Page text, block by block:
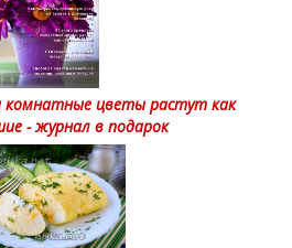
комнатные цветы растут как
- журнал в подарок